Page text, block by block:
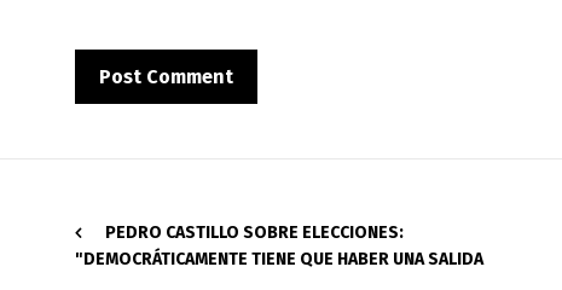
PEDRO CASTILLO SOBRE ELECCIONES:
"DEMOCRÁTICAMENTE TIENE QUE HABER UNA SALIDA